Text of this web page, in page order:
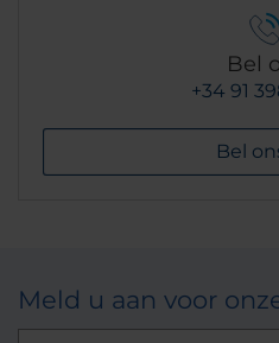
Bel
+34 91
Bel
Meld u aan voor